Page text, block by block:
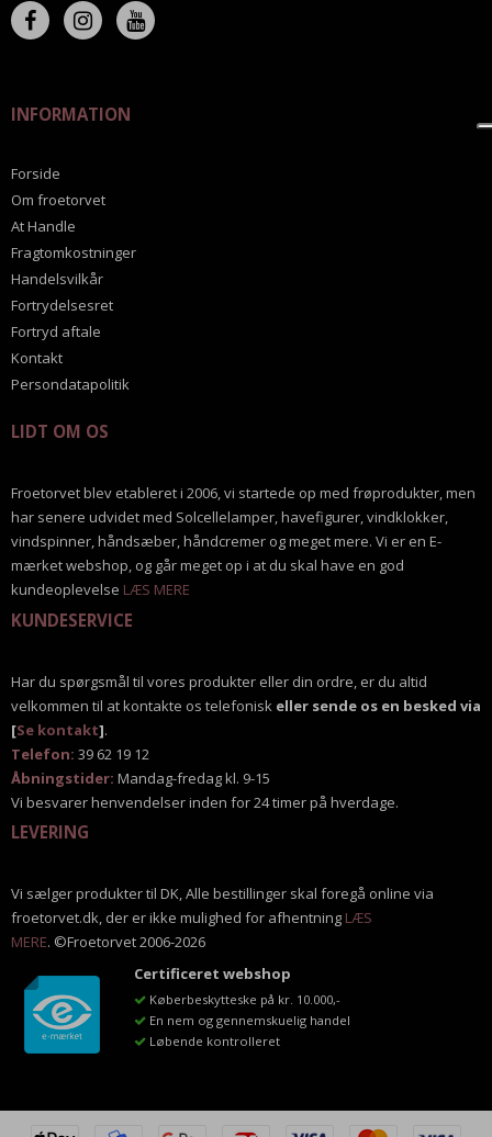
INFORMATION
Forside
Om froetorvet
At Handle
Fragtomkostninger
Handelsvilkår
Fortrydelsesret
Fortryd aftale
Kontakt
Persondatapolitik
LIDT OM OS
Froetorvet blev etableret i 2006, vi startede op med frøprodukter, men
har senere udvidet med Solcellelamper, havefigurer, vindklokker,
vindspinner, håndsæber, håndcremer og meget mere. Vi er en E-
mærket webshop, og går meget op i at du skal have en god
kundeoplevelse LÆS MERE
KUNDESERVICE
Har du spørgsmål til vores produkter eller din ordre, er du altid
velkommen til at kontakte os telefonisk eller sende os en besked via
[Se kontakt].
Telefon: 39 62 19 12
Åbningstider: Mandag-fredag kl. 9-15
Vi besvarer henvendelser inden for 24 timer på hverdage.
LEVERING
Vi sælger produkter til DK, Alle bestillinger skal foregå online via
froetorvet.dk, der er ikke mulighed for afhentning LÆS
MERE. ©Froetorvet 2006-2026
Certificeret webshop
Køberbeskytteske på kr. 10.000,-
En nem og gennemskuelig handel
Løbende kontrolleret